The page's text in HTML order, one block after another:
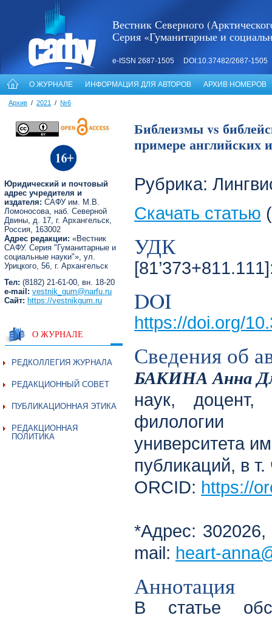
Вестник Северного
Серия «Гуманитарные и
e-ISSN 2687-1505 DOI:10.37482/2687-1505
О ЖУРНАЛЕ ИНФОРМАЦИЯ ДЛЯ АВТОРОВ АРХИВ НОМЕРОВ
Архив / 2021 / №6
Юридический и почтовый
адрес учредителя и
издателя: САФУ им. М.В.
Ломоносова, наб. Северной
Двины, д. 17, г. Архангельск,
Россия, 163002
Адрес редакции: «Вестник
САФУ. Серия "Гуманитарные и
социальные науки"», ул.
Урицкого, 56, г. Архангельск
Тел: (8182) 21-61-00, вн. 18-20
e-mail: vestnik_gum@narfu.ru
Сайт: https://vestnikgum.ru
О ЖУРНАЛЕ
РЕДКОЛЛЕГИЯ ЖУРНАЛА
РЕДАКЦИОННЫЙ СОВЕТ
ПУБЛИКАЦИОННАЯ ЭТИКА
РЕДАКЦИОННАЯ
ПОЛИТИКА
Библеизмы vs
примере английских
Рубрика:
Скачать статью
УДК
DOI
https://doi.org/
Сведения об
БАКИНА Анна
наук, доцент,
филологии
университета
публикаций, в
ORCID: https://
*Адрес:
mail: heart-
Аннотация
В статье